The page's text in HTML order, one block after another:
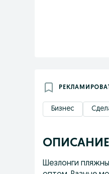
Бизнес
ОПИСАНИЕ
Шезлонги